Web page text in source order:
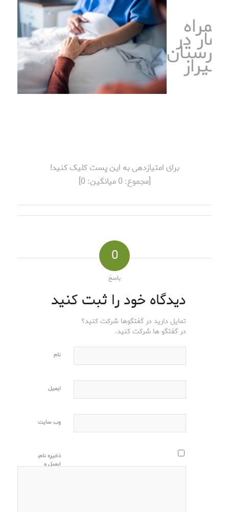
همراهدر
شیراز
برای امتیازدهی به این پست کلیک کنید!
[مجموع: 0میانگین: 0
]
0
پاسخ
دیدگاه خود را ثبت کنید
تمایل دارید در گفتگوها شرکت کنید؟
در گفتگو ها شرکت کنید.
نام
ایمیل
وب‌ سایت
ذخیره نام،
ایمیل و